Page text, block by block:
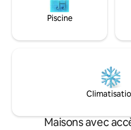
Piscine
Maisons avec